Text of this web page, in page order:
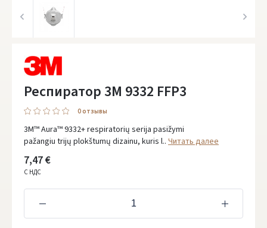
Респиратор 3M 9332 FFP3
0 oтзывы
3M™ Aura™ 9332+ respiratorių serija pasižymi
pažangiu trijų plokštumų dizainu, kuris l.. Читать далее
7,47 €
С НДС